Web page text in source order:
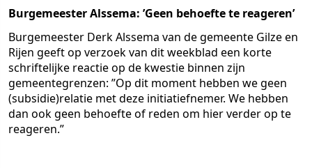
Burgemeester Alssema: ’Geen behoefte te reageren’
Burgemeester Derk Alssema van de gemeente Gilze en
Rijen geeft op verzoek van dit weekblad een korte
schriftelijke reactie op de kwestie binnen zijn
gemeentegrenzen: ”Op dit moment hebben we geen
(subsidie)relatie met deze initiatiefnemer. We hebben
dan ook geen behoefte of reden om hier verder op te
reageren.”